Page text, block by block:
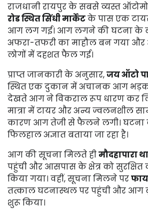
राजधानी रायपुर के सबसे व्यस्त
रोड स्थित सिंधी मार्केटके पास एक
आग लग गई। आग लगने की घटना के
अफरा-तफरी का माहौल बन गया
लोगों में दहशत फैल गई।
प्राप्त जानकारी के अनुसार,जय ऑटो
स्थित एक दुकान में अचानक आग भड़क
देखते आग ने विकराल रूप धारण कर
मात्रा में टायर और अन्य ज्वलनशील
कारण आग तेजी से फैलने लगी। घटना
फिलहाल अज्ञात बताया जा रहा है।
आग की सूचना मिलते हीमौदहापारा
पहुंची और आसपास के क्षेत्र को सुरक्षित
किया गया। वहीं, सूचना मिलने पर
तत्काल घटनास्थल पर पहुंची और आग
शुरू किया।